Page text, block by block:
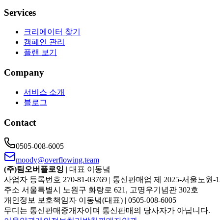
Services
크리에이터 찾기
캠페인 관리
플랜 보기
Company
서비스 소개
블로그
Contact
0505-008-6005
moody@overflowing.team
(주)팀오버플로잉 | 대표 이동녘
사업자 등록번호 270-81-03769 | 통신판매업 제 2025-서울노원-
주소 서울특별시 노원구 화랑로 621, 고명우기념관 302호
개인정보 보호책임자 이동녘(대표) | 0505-008-6005
무디는 통신판매중개자이며 통신판매의 당사자가 아닙니다.